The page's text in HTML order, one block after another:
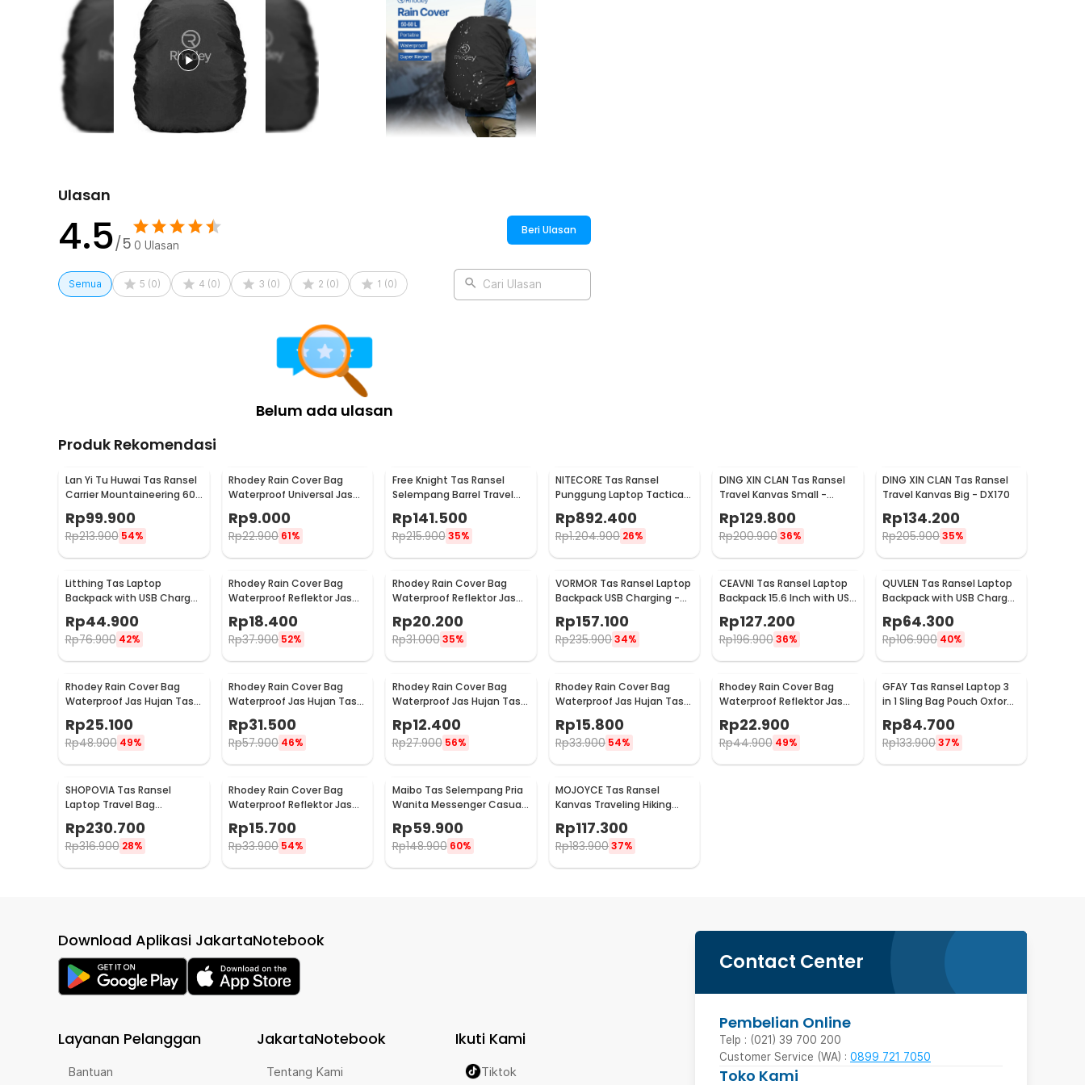
tas ransel dengan volume beragam. Kini Anda tak perlu membeli beberapa produk terpisah. Anda
cukup memilih ukuran sesuai kapasitas tas agar perlindungan lebih maksimal.
Simpan dan Bawa Kapan Saja
Rain cover ini memiliki bobot ringan sehingga tidak menambah beban saat dibawa. Desainnya
fleksibel dan mudah dilipat menjadi ukuran compact saat tidak digunakan. Sangat praktis untuk
disimpan di dalam tas sebagai perlengkapan darurat musim hujan.
Kelengkapan Produk
Ulasan
4.5/5 0 Ulasan
Beri Ulasan
Semua 5 (0) 4 (0) 3 (0) 2 (0) 1 (0) Cari Ulasan
Belum ada ulasan
Produk Rekomendasi
Lan Yi Tu Huwai Tas Ransel
Carrier Mountaineering 60L
- GC64
Rp99.900
Rp213.900 54%
Rhodey Rain Cover Bag
Waterproof Universal Jas
Hujan Tas Ransel 30-40L -
WB20
Rp9.000
Rp22.900 61%
Free Knight Tas Ransel
Selempang Barrel Travel
Mountaineering Canvas -
CC05
Rp141.500
Rp215.900 35%
NITECORE Tas Ransel
Punggung Laptop Tactical
Backpack Outdoor - BP20
Rp892.400
Rp1.204.900 26%
DING XIN CLAN Tas Ransel
Travel Kanvas Small -
DX170
Rp129.800
Rp200.900 36%
DING XIN CLAN Tas Ransel
Travel Kanvas Big - DX170
Rp134.200
Rp205.90035%
Litthing Tas Laptop
Backpack with USB Charger
Port - KC35
Rp44.900
Rp76.900 42%
Rhodey Rain Cover Bag
Waterproof Reflektor Jas
Hujan Tas Ransel 35L - NB10
Rp18.400
Rp37.900 52%
Rhodey Rain Cover Bag
Waterproof Reflektor Jas
Hujan Tas Ransel 20L - NB10
Rp20.200
Rp31.000 35%
VORMOR Tas Ransel Laptop
Backpack USB Charging -
KC01
Rp157.100
Rp235.90034%
CEAVNI Tas Ransel Laptop
Backpack 15.6 Inch with USB
Charger Port - KC32
Rp127.200
Rp196.900 36%
QUVLEN Tas Ransel Laptop
Backpack with USB Charger
Port - KC04
Rp64.300
Rp106.900 40%
Rhodey Rain Cover Bag
Waterproof Jas Hujan Tas
Ransel 60L - WB10
Rp25.100
Rp48.900 49%
Rhodey Rain Cover Bag
Waterproof Jas Hujan Tas
Ransel 80L - WB10
Rp31.500
Rp57.900 46%
Rhodey Rain Cover Bag
Waterproof Jas Hujan Tas
Ransel 35L - WB10
Rp12.400
Rp27.900 56%
Rhodey Rain Cover Bag
Waterproof Jas Hujan Tas
Ransel 45L - WB10
Rp15.800
Rp33.900 54%
Rhodey Rain Cover Bag
Waterproof Reflektor Jas
Hujan Tas Ransel 45L -
NB10
Rp22.900
Rp44.900 49%
GFAY Tas Ransel Laptop 3
in 1 Sling Bag Pouch Oxford
Casual Style - KC30
Rp84.700
Rp133.90037%
SHOPOVIA Tas Ransel
Laptop Travel Bag
Waterproof with USB Port
35L - KC14
Rp230.700
Rp316.900 28%
Rhodey Rain Cover Bag
Waterproof Reflektor Jas
Hujan Tas Ransel 25L - NB10
Rp15.700
Rp33.900 54%
Maibo Tas Selempang Pria
Wanita Messenger Casual
Bag Canvas Printing - 1125
Rp59.900
Rp148.900 60%
MOJOYCE Tas Ransel
Kanvas Traveling Hiking
Backpack Oxford
Waterproof - MJ700
Rp117.300
Rp183.90037%
Contact Center
Pembelian Online
Telp : (021) 39 700 200
Customer Service (WA) : 0899 721 7050
Toko Kami
Download Aplikasi JakartaNotebook
Layanan Pelanggan
Bantuan
JakartaNotebook
Tentang Kami
Ikuti Kami
Tiktok